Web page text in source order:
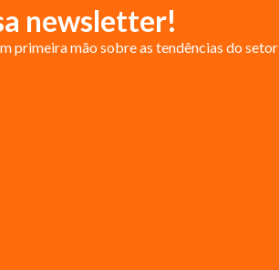
newsletter!
primeira mão sobre as tendências do setor